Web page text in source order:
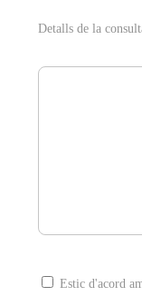
Detalls de la
Estic d'acord